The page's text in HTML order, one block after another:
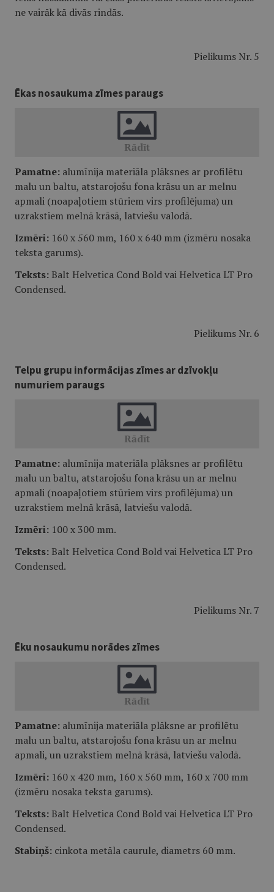
ne vairāk kā divās rindās.
Pielikums Nr. 5
Ēkas nosaukuma zīmes paraugs
Pamatne: alumīnija materiāla plāksnes ar profilētu
malu un baltu, atstarojošu fona krāsu un ar melnu
apmali (noapaļotiem stūriem virs profilējuma) un
uzrakstiem melnā krāsā, latviešu valodā.
Izmēri: 160 x 560 mm, 160 x 640 mm (izmēru nosaka
teksta garums).
Teksts: Balt Helvetica Cond Bold vai Helvetica LT Pro
Condensed.
Pielikums Nr. 6
Telpu grupu informācijas zīmes ar dzīvokļu
numuriem paraugs
Pamatne: alumīnija materiāla plāksnes ar profilētu
malu un baltu, atstarojošu fona krāsu un ar melnu
apmali (noapaļotiem stūriem virs profilējuma) un
uzrakstiem melnā krāsā, latviešu valodā.
Izmēri: 100 x 300 mm.
Teksts: Balt Helvetica Cond Bold vai Helvetica LT Pro
Condensed.
Pielikums Nr. 7
Ēku nosaukumu norādes zīmes
Pamatne: alumīnija materiāla plāksne ar profilētu
malu un baltu, atstarojošu fona krāsu un ar melnu
apmali, un uzrakstiem melnā krāsā, latviešu valodā.
Izmēri: 160 x 420 mm, 160 x 560 mm, 160 x 700 mm
(izmēru nosaka teksta garums).
Teksts: Balt Helvetica Cond Bold vai Helvetica LT Pro
Condensed.
Stabiņš: cinkota metāla caurule, diametrs 60 mm.